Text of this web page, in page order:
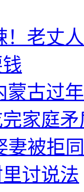
！老丈
蒙古过
家庭
妻被拒
讨说法